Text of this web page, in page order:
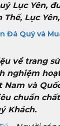
Lục Yên,
Lục
Đá Quý và
về trang
nghiệm
Nam và
chuẩn
Khách.